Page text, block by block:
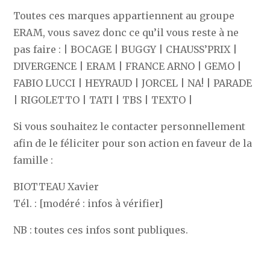
Toutes ces marques appartiennent au groupe
ERAM, vous savez donc ce qu’il vous reste à ne
pas faire : | BOCAGE | BUGGY | CHAUSS’PRIX |
DIVERGENCE | ERAM | FRANCE ARNO | GEMO |
FABIO LUCCI | HEYRAUD | JORCEL | NA! | PARADE
| RIGOLETTO | TATI | TBS | TEXTO |
Si vous souhaitez le contacter personnellement
afin de le féliciter pour son action en faveur de la
famille :
BIOTTEAU Xavier
Tél. : [modéré : infos à vérifier]
NB : toutes ces infos sont publiques.